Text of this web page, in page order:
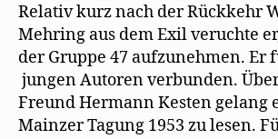
Relativ kurz nach der Rückkehr
Mehring aus dem Exil veruchte
der Gruppe 47 aufzunehmen. Er
jungen Autoren verbunden.
Freund Hermann Kesten gelang
Mainzer Tagung 1953 zu lesen.